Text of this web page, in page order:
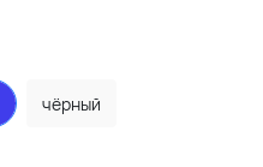
чёрный